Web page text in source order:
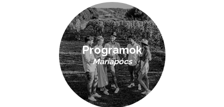
Programok
Máriapócs